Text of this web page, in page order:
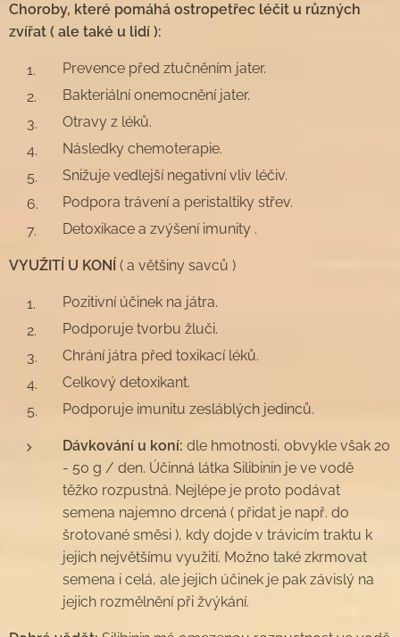
Choroby, které pomáhá ostropetřec léčit u různých
zvířat ( ale také u lidí ):
Prevence před ztučněním jater.
Bakteriální onemocnění jater.
Otravy z léků.
Následky chemoterapie.
Snižuje vedlejší negativní vliv léčiv.
Podpora trávení a peristaltiky střev.
Detoxikace a zvýšení imunity .
VYUŽITÍ U KONÍ ( a většiny savců )
Pozitivní účinek na játra.
Podporuje tvorbu žluči.
Chrání játra před toxikací léků.
Celkový detoxikant.
Podporuje imunitu zesláblých jedinců.
Dávkování u koní: dle hmotnosti, obvykle však 20
- 50 g / den. Účinná látka Silibinin je ve vodě
těžko rozpustná. Nejlépe je proto podávat
semena najemno drcená ( přidat je např. do
šrotované směsi ), kdy dojde v trávicím traktu k
jejich největšímu využití. Možno také zkrmovat
semena i celá, ale jejich účinek je pak závislý na
jejich rozmělnění při žvýkání.